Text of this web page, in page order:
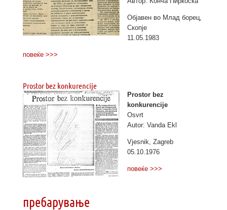
Објавен во Млад борец,
Скопје
11.05.1983
повеќе >>>
Prostor bez konkurencije
Prostor bez
konkurencije
Osvrt
Autor: Vanda Ekl
Vjesnik, Zagreb
05.10.1976
повеќе >>>
пребарување